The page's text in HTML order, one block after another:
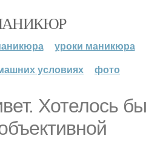
уроки маникюра
условиях
фото
Хотелось бы